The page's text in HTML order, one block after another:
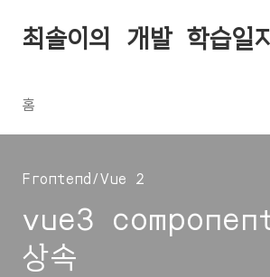
최솔이의 개발 학습일
홈
Frontend/Vue 2
vue3
상속